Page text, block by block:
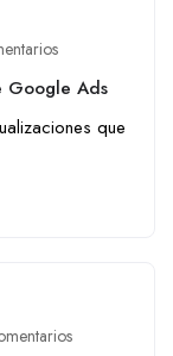
Google Ads
que